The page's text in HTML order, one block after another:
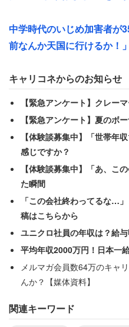
「ついつい『何してんの？
おじさんは何も言わずに逃
体格の良い女性の前では、
撃沈した。ただ、今回の対
いるようだ。
「SNSや芸人さんのネタで
よかったと、残念に思って
しかし極端なやり方で追い
分からない。無事で済んで
いのではないだろうか。
中学時代のいじめ加害者
前なんか天国に行けるか！
キャリコネからのお知らせ
【緊急アンケート】クレー
【緊急アンケート】夏のボ
【体験談募集中】「世帯年
感じですか？
【体験談募集中】「あ、こ
た瞬間
「この会社終わってるな…
稿はこちらから
ユニクロ社員の年収は？給
平均年収2000万円！日本一
メルマガ会員数64万のキャ
んか？【媒体資料】
関連キーワード